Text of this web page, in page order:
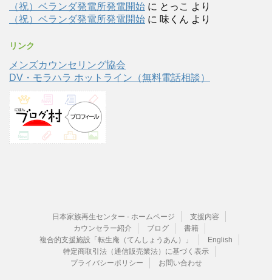
（祝）ベランダ発電所発電開始 に とっこ より
（祝）ベランダ発電所発電開始 に 味くん より
リンク
メンズカウンセリング協会
DV・モラハラ ホットライン（無料電話相談）
日本家族再生センター - ホームページ
支援内容
カウンセラー紹介
ブログ
書籍
複合的支援施設「転生庵（てんしょうあん）」
English
特定商取引法（通信販売業法）に基づく表示
プライバシーポリシー
お問い合わせ